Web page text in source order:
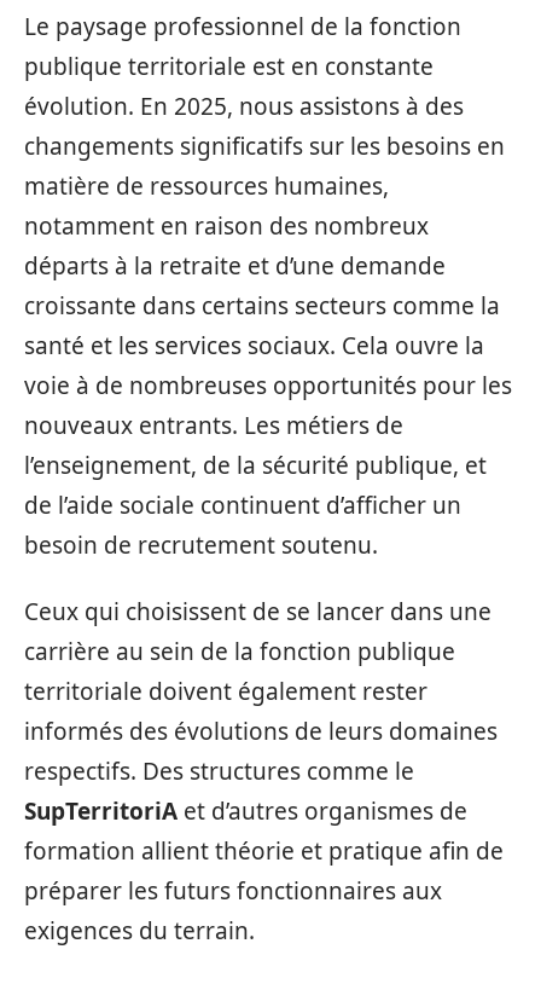
Le paysage professionnel de la fonction
publique territoriale est en constante
évolution. En 2025, nous assistons à des
changements significatifs sur les besoins en
matière de ressources humaines,
notamment en raison des nombreux
départs à la retraite et d’une demande
croissante dans certains secteurs comme la
santé et les services sociaux. Cela ouvre la
voie à de nombreuses opportunités pour les
nouveaux entrants. Les métiers de
l’enseignement, de la sécurité publique, et
de l’aide sociale continuent d’afficher un
besoin de recrutement soutenu.
Ceux qui choisissent de se lancer dans une
carrière au sein de la fonction publique
territoriale doivent également rester
informés des évolutions de leurs domaines
respectifs. Des structures comme le
SupTerritoriA et d’autres organismes de
formation allient théorie et pratique afin de
préparer les futurs fonctionnaires aux
exigences du terrain.